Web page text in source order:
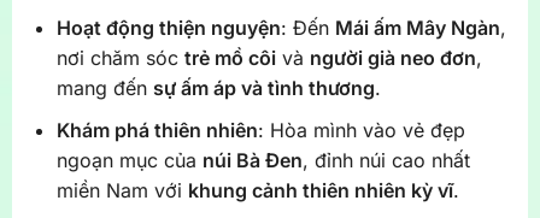
Hoạt động thiện nguyện: Đến Mái ấm Mây Ngàn,
nơi chăm sóc trẻ mồ côivà người già neo đơn,
mang đến sự ấm áp và tình thương.
Khám phá thiên nhiên: Hòa mình vào vẻ đẹp
ngoạn mục của núi Bà Đen, đỉnh núi cao nhất
miền Nam với khung cảnh thiên nhiên kỳ vĩ.